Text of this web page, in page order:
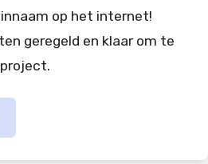
op het internet!
geregeld en klaar om te